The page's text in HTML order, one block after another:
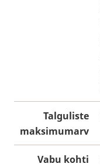
Talguliste
maksimumarv
Vabu kohti